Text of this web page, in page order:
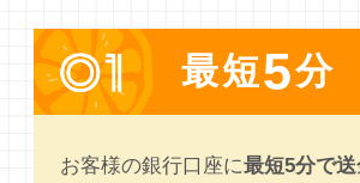
最短5分
お客様の銀行口座に最短5分で